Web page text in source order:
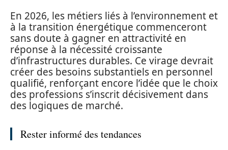
En 2026, les métiers liés à l’environnement et
à la transition énergétique commenceront
sans doute à gagner en attractivité en
réponse à la nécessité croissante
d’infrastructures durables. Ce virage devrait
créer des besoins substantiels en personnel
qualifié, renforçant encore l’idée que le choix
des professions s’inscrit décisivement dans
des logiques de marché.
Rester informé des tendances